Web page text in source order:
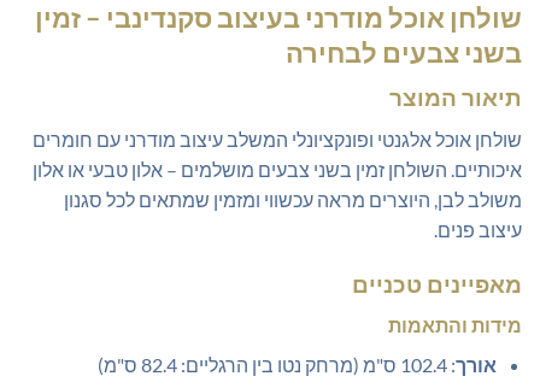
שולחן אוכל מודרני בעיצוב סקנדינבי – זמין
בשני צבעים לבחירה
תיאור המוצר
שולחן אוכל אלגנטי ופונקציונלי המשלב עיצוב מודרני עם חומרים
איכותיים. השולחן זמין בשני צבעים מושלמים – אלון טבעי או אלון
משולב לבן, היוצרים מראה עכשווי ומזמין שמתאים לכל סגנון
עיצוב פנים.
מאפיינים טכניים
מידות והתאמות
אורך: 102.4 ס"מ (מרחק נטו בין הרגליים: 82.4 ס"מ)